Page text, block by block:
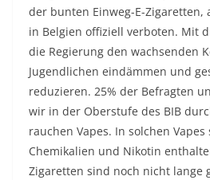
der bunten Einweg-E-Zigaretten,
in Belgien offiziell verboten. Mit
die Regierung den wachsenden
Jugendlichen eindämmen und
reduzieren. 25% der Befragten
wir in der Oberstufe des BIB
rauchen Vapes. In solchen
Chemikalien und Nikotin
Zigaretten sind noch nicht lange